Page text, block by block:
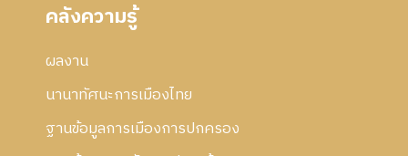
คลังความรู้
ผลงาน
นานาทัศนะการเมืองไทย
ฐานข้อมูลการเมืองการปกครอง